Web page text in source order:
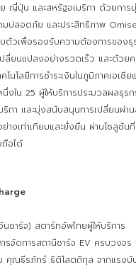
ย ญี่ปุ่น และสหรัฐอเมริกา ด้วยการ
ปลอดภัย และประสิทธิภาพ
ตัวเพื่อรองรับความต้องการของธุ
ลี่ยนแปลงอย่างรวดเร็ว และด้วยค
โนโลยีการชำระเงินในภูมิภาคเอเชี
งใน 25 ผู้ให้บริการประมวลผลธุร
ริกา และมุ่งสนับสนุนการเปลี่ยนผ่า
างเท่าเทียมและยั่งยืน ผ่านโซลูชันที่
อได้
ชาร์จ) สตาร์ทอัพไทยผู้ให้บริการ
รจัดการสถานีชาร์จ EV ครบวงจ
คุณธีรภัทร์ ธิติโสตถิกุล จากแรงบั